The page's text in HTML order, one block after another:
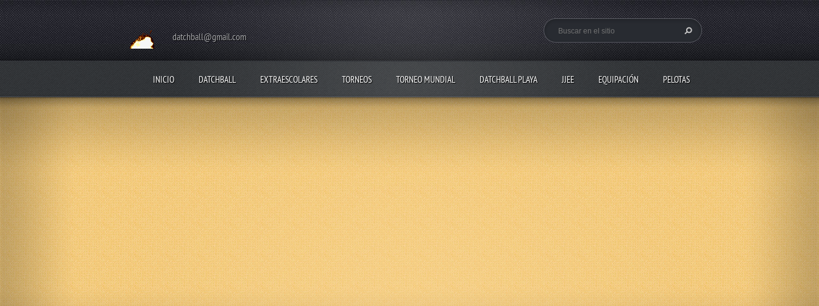
datchball@gmail.com
INICIO DATCHBALL EXTRAESCOLARES TORNEOS TORNEO MUNDIAL DATCHBALL PLAYA JJEE EQUIPACIÓN PELOTAS